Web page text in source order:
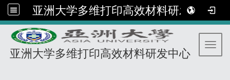
亚洲大学多维打印高效材料研发中心
亚洲大学多维打印高效材料研发中心